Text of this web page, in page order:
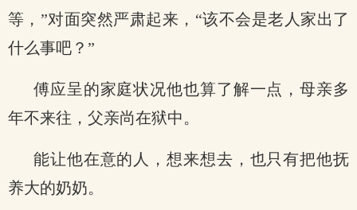
等，”对面突然严肃起来，“该不会是老人家出了
什么事吧？”
傅应呈的家庭状况他也算了解一点，母亲多
年不来往，父亲尚在狱中。
能让他在意的人，想来想去，也只有把他抚
养大的奶奶。